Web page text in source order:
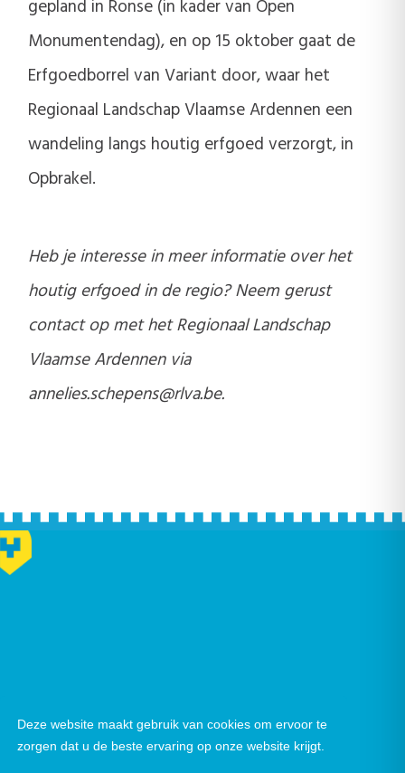
Deze website maakt gebruik van cookies om ervoor te
zorgen dat u de beste ervaring op onze website krijgt.
gepland in Ronse (in kader van Open
Monumentendag), en op 15 oktober gaat de
Erfgoedborrel van Variant door, waar het
Regionaal Landschap Vlaamse Ardennen een
wandeling langs houtig erfgoed verzorgt, in
Opbrakel.
Heb je interesse in meer informatie over het
houtig erfgoed in de regio? Neem gerust
contact op met het Regionaal Landschap
Vlaamse Ardennen via
annelies.schepens@rlva.be.